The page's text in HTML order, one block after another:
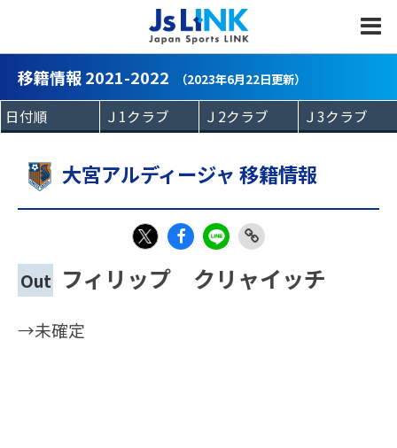
移籍情報 2021-2022 （2023年6月22日更新）
大宮アルディージャ 移籍情報
Fac
E
Copy
Out フィリップ クリャイッチ
→未確定